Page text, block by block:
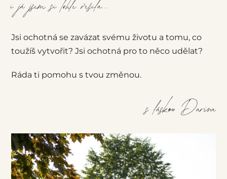
i já jsem si tohle řešila...
Jsi ochotná se zavázat svému životu a tomu, co
toužíš vytvořit? Jsi ochotná pro to něco udělat?
Ráda ti pomohu s tvou změnou.
s láskou Darina